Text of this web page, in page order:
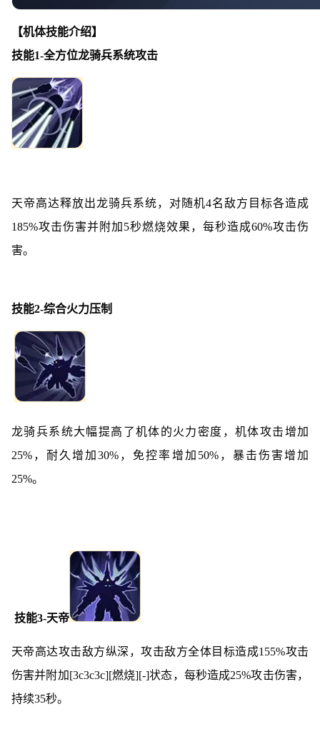
【机体技能介绍】
技能1-全方位龙骑兵系统攻击
天帝高达释放出龙骑兵系统，对随机4名敌方目标各造成
185%攻击伤害并附加5秒燃烧效果，每秒造成60%攻击伤
害。
技能2-综合火力压制
龙骑兵系统大幅提高了机体的火力密度，机体攻击增加
25%，耐久增加30%，免控率增加50%，暴击伤害增加
25%。
技能3-天帝
天帝高达攻击敌方纵深，攻击敌方全体目标造成155%攻击
伤害并附加[3c3c3c][燃烧][-]状态，每秒造成25%攻击伤害，
持续35秒。